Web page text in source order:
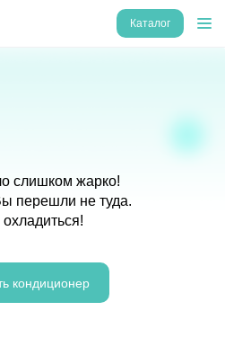
Каталог
слишком жарко!
перешли не туда.
кондиционер